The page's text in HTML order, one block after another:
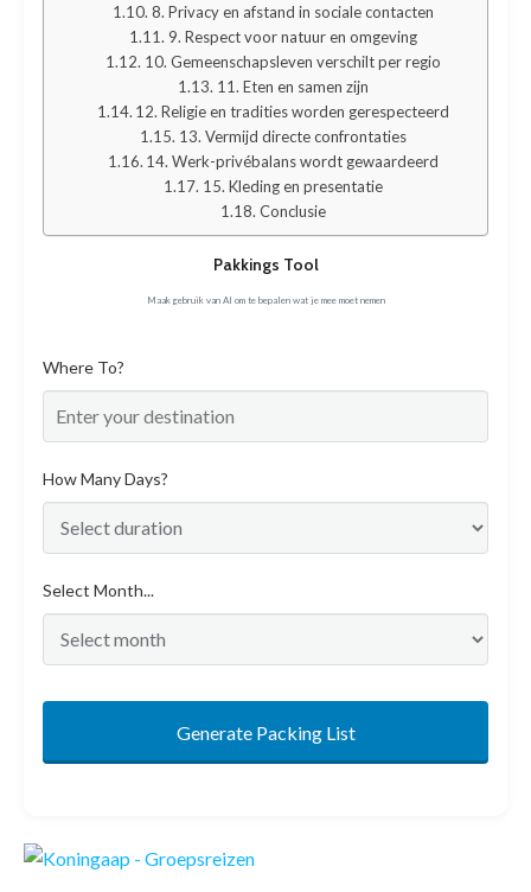
8. Privacy en afstand in sociale contacten
9. Respect voor natuur en omgeving
10. Gemeenschapsleven verschilt per regio
11. Eten en samen zijn
12. Religie en tradities worden gerespecteerd
13. Vermijd directe confrontaties
14. Werk-privébalans wordt gewaardeerd
15. Kleding en presentatie
Conclusie
Pakkings Tool
Maak gebruik van AI om te bepalen wat je mee moet nemen
Where To?
How Many Days?
Select Month...
Generate Packing List